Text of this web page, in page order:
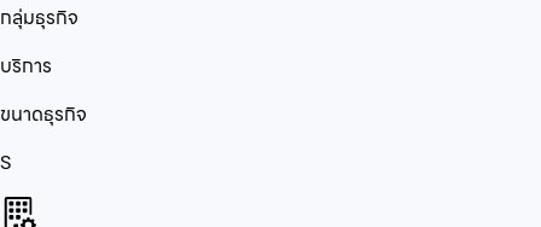
กลุ่มธุรกิจ
บริการ
ขนาดธุรกิจ
S